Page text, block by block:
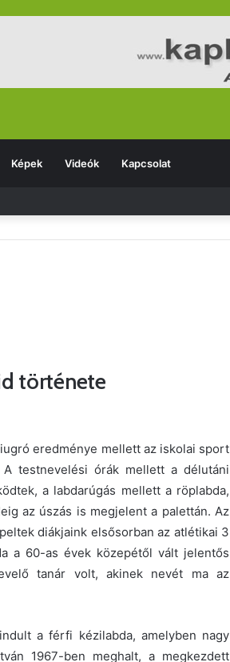
Képek Videók Kapcsolat
története
eredménye mellett az iskolai sport
testnevelési órák mellett a délutáni
a labdarúgás mellett a röplabda,
az úszás is megjelent a palettán. Az
diákjaink elsősorban az atlétikai 3
a 60-as évek közepétől vált jelentős
tanár volt, akinek nevét ma az
a férfi kézilabda, amelyben nagy
1967-ben meghalt, a megkezdett